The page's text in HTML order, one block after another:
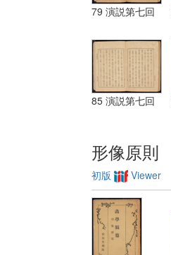
79 演説第七回
85 演説第七回
形像原則
初版 Viewer